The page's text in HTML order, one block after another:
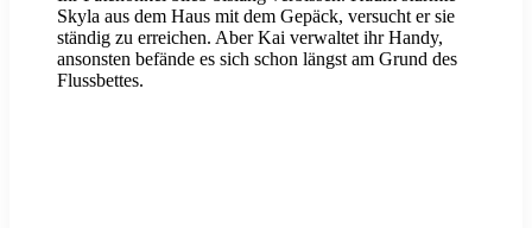
Skyla aus dem Haus mit dem Gepäck, versucht er sie
ständig zu erreichen. Aber Kai verwaltet ihr Handy,
ansonsten befände es sich schon längst am Grund des
Flussbettes.